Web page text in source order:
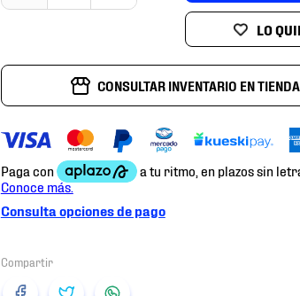
CONSULTAR INVENTARIO EN TIENDA
Consulta opciones de pago